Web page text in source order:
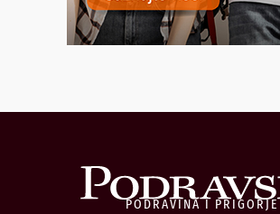
PODRAVINA I PRIGORJE